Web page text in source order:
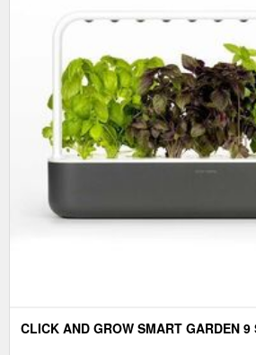
CLICK AND GROW SMART GARDEN 9